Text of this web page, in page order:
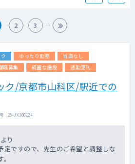
2 3
ゆったり勤務
当直なし
職募集 綺麗な施設 通勤便利
ク/京都市山科区/駅近での
: 25-JX306124
り
定ですので、先生のご希望と調整しな